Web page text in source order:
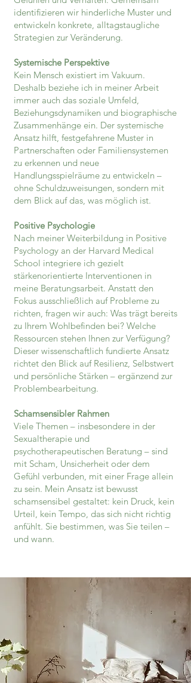
identifizieren wir hinderliche Muster und
entwickeln konkrete, alltagstaugliche
Strategien zur Veränderung.
Systemische Perspektive
Kein Mensch existiert im Vakuum.
Deshalb beziehe ich in meiner Arbeit
immer auch das soziale Umfeld,
Beziehungsdynamiken und biographische
Zusammenhänge ein. Der systemische
Ansatz hilft, festgefahrene Muster in
Partnerschaften oder Familiensystemen
zu erkennen und neue
Handlungsspielräume zu entwickeln –
ohne Schuldzuweisungen, sondern mit
dem Blick auf das, was möglich ist.
Positive Psychologie
Nach meiner Weiterbildung in Positive
Psychology an der Harvard Medical
School integriere ich gezielt
stärkenorientierte Interventionen in
meine Beratungsarbeit. Anstatt den
Fokus ausschließlich auf Probleme zu
richten, fragen wir auch: Was trägt bereits
zu Ihrem Wohlbefinden bei? Welche
Ressourcen stehen Ihnen zur Verfügung?
Dieser wissenschaftlich fundierte Ansatz
richtet den Blick auf Resilienz, Selbstwert
und persönliche Stärken – ergänzend zur
Problembearbeitung.
Schamsensibler Rahmen
Viele Themen – insbesondere in der
Sexualtherapie und
psychotherapeutischen Beratung – sind
mit Scham, Unsicherheit oder dem
Gefühl verbunden, mit einer Frage allein
zu sein. Mein Ansatz ist bewusst
schamsensibel gestaltet: kein Druck, kein
Urteil, kein Tempo, das sich nicht richtig
anfühlt. Sie bestimmen, was Sie teilen –
und wann.